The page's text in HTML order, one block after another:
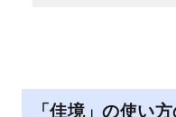
「佳境」の使い